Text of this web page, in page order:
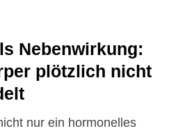
Nebenwirkung:
plötzlich nicht
nur ein hormonelles